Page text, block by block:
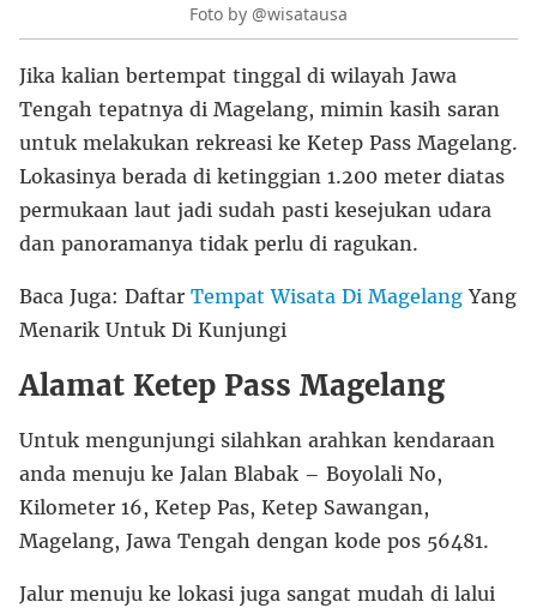
Foto by @wisatausa
Jika kalian bertempat tinggal di wilayah Jawa
Tengah tepatnya di Magelang, mimin kasih saran
untuk melakukan rekreasi ke Ketep Pass Magelang.
Lokasinya berada di ketinggian 1.200 meter diatas
permukaan laut jadi sudah pasti kesejukan udara
dan panoramanya tidak perlu di ragukan.
Baca Juga: Daftar Tempat Wisata Di Magelang Yang
Menarik Untuk Di Kunjungi
Alamat Ketep Pass Magelang
Untuk mengunjungi silahkan arahkan kendaraan
anda menuju ke Jalan Blabak – Boyolali No,
Kilometer 16, Ketep Pas, Ketep Sawangan,
Magelang, Jawa Tengah dengan kode pos 56481.
Jalur menuju ke lokasi juga sangat mudah di lalui